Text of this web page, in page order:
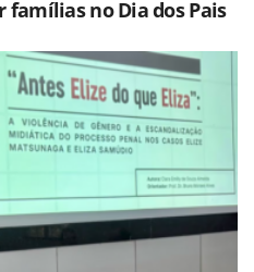
famílias no Dia dos Pais